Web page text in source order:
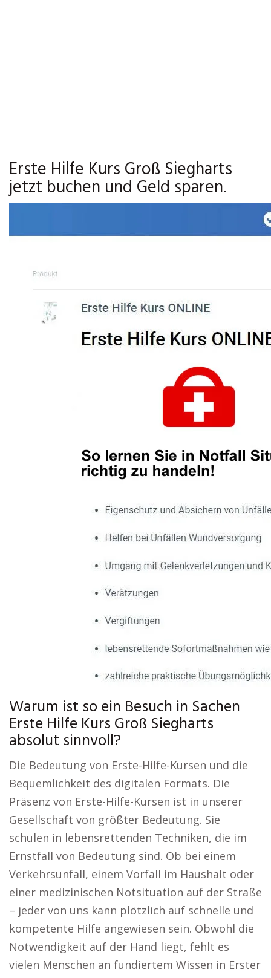
Erste Hilfe Kurs Groß Siegharts
jetzt buchen und Geld sparen.
Warum ist so ein Besuch in Sachen
Erste Hilfe Kurs Groß Siegharts
absolut sinnvoll?
Die Bedeutung von Erste-Hilfe-Kursen und die
Bequemlichkeit des digitalen Formats. Die
Präsenz von Erste-Hilfe-Kursen ist in unserer
Gesellschaft von größter Bedeutung. Sie
schulen in lebensrettenden Techniken, die im
Ernstfall von Bedeutung sind. Ob bei einem
Verkehrsunfall, einem Vorfall im Haushalt oder
einer medizinischen Notsituation auf der Straße
– jeder von uns kann plötzlich auf schnelle und
kompetente Hilfe angewiesen sein. Obwohl die
Notwendigkeit auf der Hand liegt, fehlt es
vielen Menschen an fundiertem Wissen in Erster